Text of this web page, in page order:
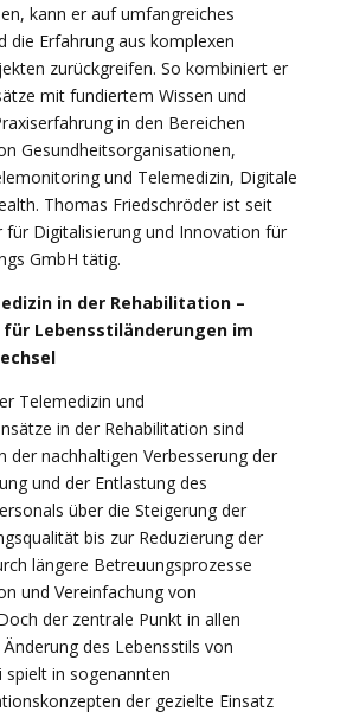
kann er auf umfangreiches
die Erfahrung aus komplexen
zurückgreifen. So kombiniert er
mit fundiertem Wissen und
in den Bereichen
Gesundheitsorganisationen,
und Telemedizin, Digitale
Thomas Friedschröder ist seit
für Digitalisierung und Innovation für
GmbH tätig.
in der Rehabilitation –
Lebensstiländerungen im
Telemedizin und
in der Rehabilitation sind
der nachhaltigen Verbesserung der
und der Entlastung des
über die Steigerung der
bis zur Reduzierung der
längere Betreuungsprozesse
und Vereinfachung von
der zentrale Punkt in allen
des Lebensstils von
spielt in sogenannten
der gezielte Einsatz